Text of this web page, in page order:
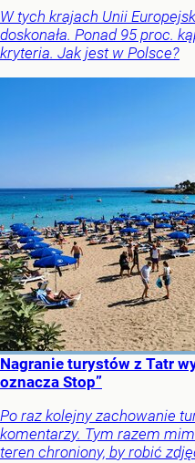
W tych krajach Unii
doskonała. Ponad 95 proc.
kryteria. Jak jest w Polsce?
Nagranie turystów z Tatr
oznacza Stop”
Po raz kolejny zachowanie
komentarzy. Tym razem
teren chroniony, by robić